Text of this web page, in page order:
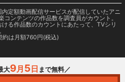
定額動画配信サービスが配信していたアニ
コンテンツの作品数を調査員がカウント。
る作品数のカウントにあたって、TVシリ
約は月額760円(税込)
大9月 5 日 まで無料／